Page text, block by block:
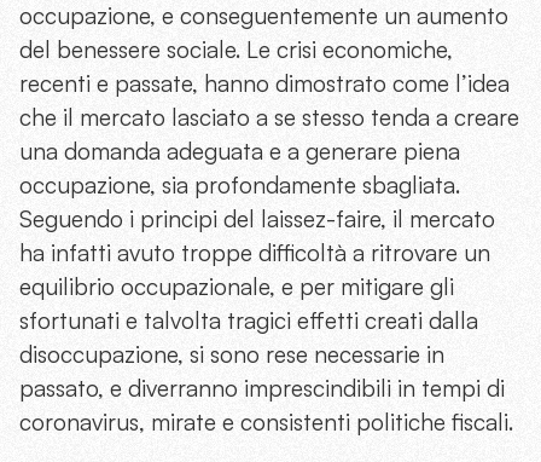
occupazione, e conseguentemente un aumento
del benessere sociale. Le crisi economiche,
recenti e passate, hanno dimostrato come l’idea
che il mercato lasciato a se stesso tenda a creare
una domanda adeguata e a generare piena
occupazione, sia profondamente sbagliata.
Seguendo i principi del laissez-faire, il mercato
ha infatti avuto troppe difficoltà a ritrovare un
equilibrio occupazionale, e per mitigare gli
sfortunati e talvolta tragici effetti creati dalla
disoccupazione, si sono rese necessarie in
passato, e diverranno imprescindibili in tempi di
coronavirus, mirate e consistenti politiche fiscali.